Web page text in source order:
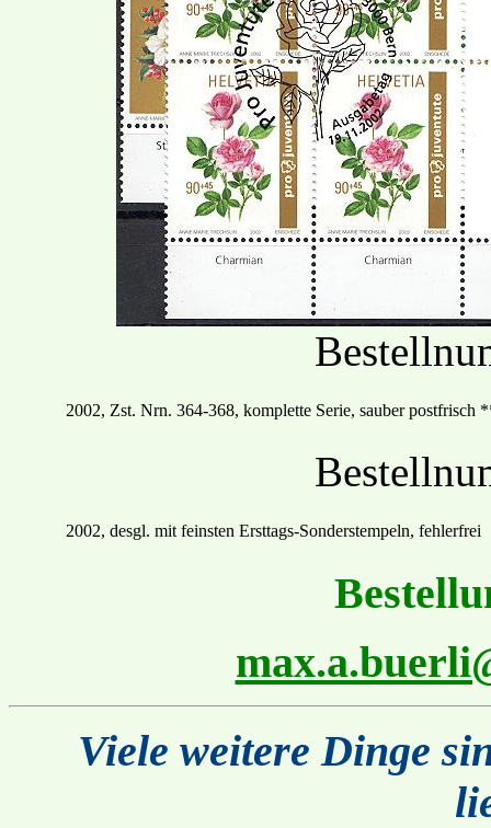
2002, Zst. Nrn. 364-368, komplette Serie, sauber postfrisch
2002, desgl. mit feinsten Ersttags-Sonderstempeln, fehlerfrei
Viele weitere Dinge